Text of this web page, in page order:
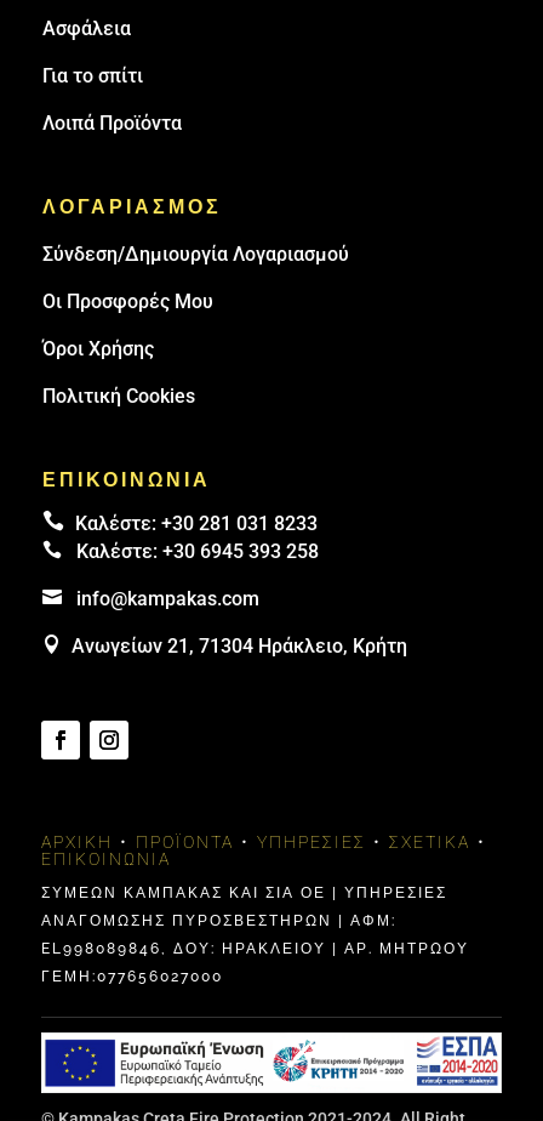
Ασφάλεια
Για το σπίτι
Λοιπά Προϊόντα
ΛΟΓΑΡΙΑΣΜΟΣ
Σύνδεση/Δημιουργία Λογαριασμού
Οι Προσφορές Μου
Όροι Χρήσης
Πολιτική Cookies
ΕΠΙΚΟΙΝΩΝΙΑ
 Καλέστε: +30 281 031 8233
 Καλέστε: +30 6945 393 258
 info@kampakas.com
 Ανωγείων 21, 71304 Ηράκλειο, Κρήτη
ΑΡΧΙΚΉ • ΠΡΟΪΌΝΤΑ • ΥΠΗΡΕΣΊΕΣ • ΣΧΕΤΙΚΆ •
ΕΠΙΚΟΙΝΩΝΊΑ
ΣΥΜΕΩΝ ΚΑΜΠΑΚΑΣ ΚΑΙ ΣΙΑ ΟΕ | ΥΠΗΡΕΣΙΕΣ
ΑΝΑΓΟΜΩΣΗΣ ΠΥΡΟΣΒΕΣΤΗΡΩΝ | ΑΦΜ:
EL998089846, ΔΟΥ: ΗΡΑΚΛΕΊΟΥ | ΑΡ. ΜΗΤΡΩΟΥ
ΓΕΜΗ:077656027000